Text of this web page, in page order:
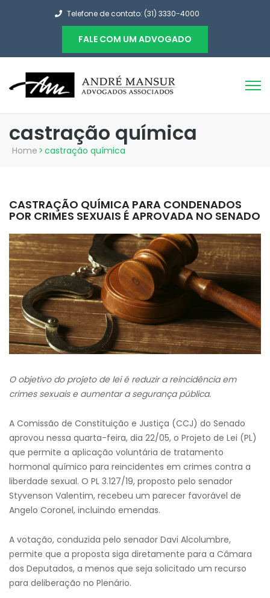
Telefone de contato: (31) 3330-4000
FALE COM UM ADVOGADO
castração química
Home > castração química
CASTRAÇÃO QUÍMICA PARA CONDENADOS
POR CRIMES SEXUAIS É APROVADA NO SENADO
O objetivo do projeto de lei é reduzir a reincidência em
crimes sexuais e aumentar a segurança pública.
A Comissão de Constituição e Justiça (CCJ) do Senado
aprovou nessa quarta-feira, dia 22/05, o Projeto de Lei (PL)
que permite a aplicação voluntária de tratamento
hormonal químico para reincidentes em crimes contra a
liberdade sexual. O PL 3.127/19, proposto pelo senador
Styvenson Valentim, recebeu um parecer favorável de
Angelo Coronel, incluindo emendas.
A votação, conduzida pelo senador Davi Alcolumbre,
permite que a proposta siga diretamente para a Câmara
dos Deputados, a menos que seja solicitado um recurso
para deliberação no Plenário.